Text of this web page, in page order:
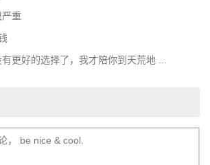
严重
更好的选择了，我才陪你到天荒地 ...